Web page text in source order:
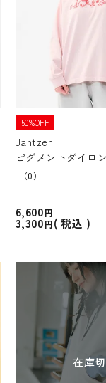
50%OFF
Jantzen
ピグメントダイロ
（0）
6,600
3,300 税込
在庫